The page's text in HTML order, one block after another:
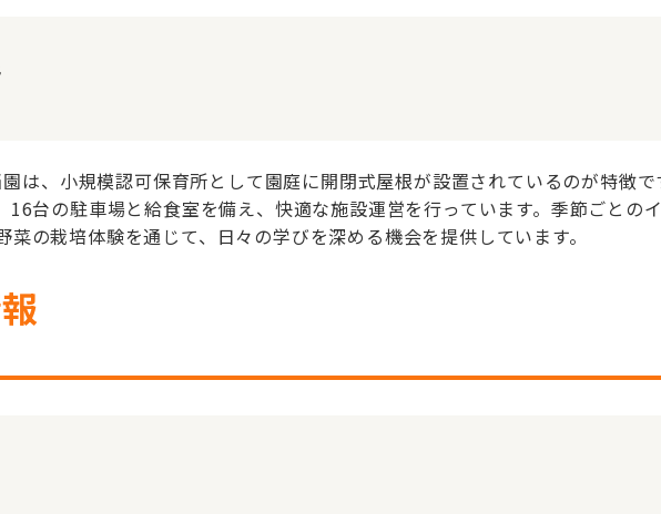
は、小規模認可保育所として園庭に開閉式屋根が設置されているのが特徴
16台の駐車場と給食室を備え、快適な施設運営を行っています。季節ごとの
菜の栽培体験を通じて、日々の学びを深める機会を提供しています。